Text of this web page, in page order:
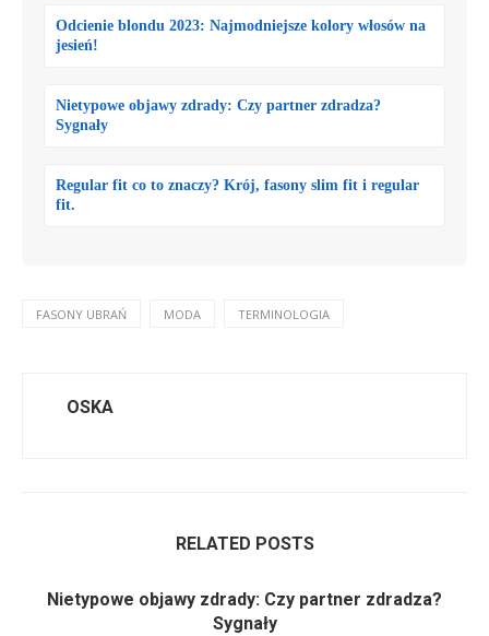
Odcienie blondu 2023: Najmodniejsze kolory włosów na
jesień!
Nietypowe objawy zdrady: Czy partner zdradza?
Sygnały
Regular fit co to znaczy? Krój, fasony slim fit i regular
fit.
FASONY UBRAŃ MODA TERMINOLOGIA
OSKA
RELATED POSTS
Nietypowe objawy zdrady: Czy partner zdradza?
Sygnały